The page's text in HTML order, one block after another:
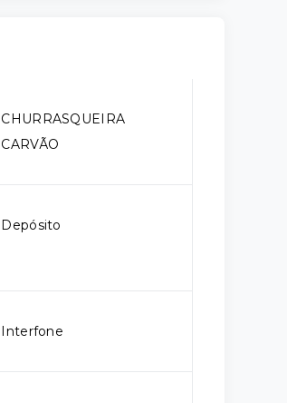
CHURRASQUEIRA
CARVÃO
Depósito
Interfone